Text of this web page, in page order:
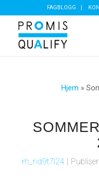
FAGBLOGG
Hjem »
rh_nd9t7l24 |